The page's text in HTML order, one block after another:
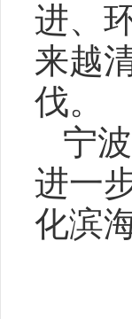
进、
来越
伐。
宁
进一
化滨